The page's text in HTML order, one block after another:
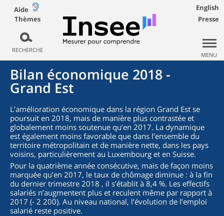
Aide
Thèmes
RECHERCHE
English
Presse
MENU
Bilan économique 2018 -
Grand Est
L’amélioration économique dans la région Grand Est se
poursuit en 2018, mais de manière plus contrastée et
globalement moins soutenue qu’en 2017. La dynamique
est également moins favorable que dans l’ensemble du
territoire métropolitain et de manière nette, dans les pays
voisins, particulièrement au Luxembourg et en Suisse.
Pour la quatrième année consécutive, mais de façon moins
marquée qu’en 2017, le taux de chômage diminue : à la fin
du dernier trimestre 2018 , il s’établit à 8,4 %. Les effectifs
salariés n’augmentent plus et reculent même par rapport à
2017 (- 2 200). Au niveau national, l’évolution de l’emploi
salarié reste positive.